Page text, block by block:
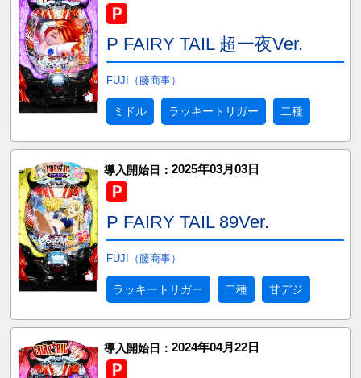
P FAIRY TAIL 超一夜Ver.
FUJI（藤商事）
ミドル ラッキートリガー 二種
導入開始日： 2025年03月03日
P FAIRY TAIL 89Ver.
FUJI（藤商事）
ラッキートリガー 二種 甘デジ
導入開始日： 2024年04月22日